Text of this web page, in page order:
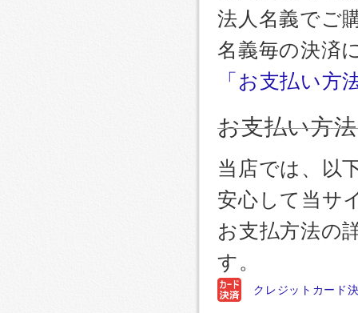
法人名義でご
名義毎の決済
「お支払い方
お支払い方
当店では、以
安心して当サ
お支払方法の
す。
クレジットカード